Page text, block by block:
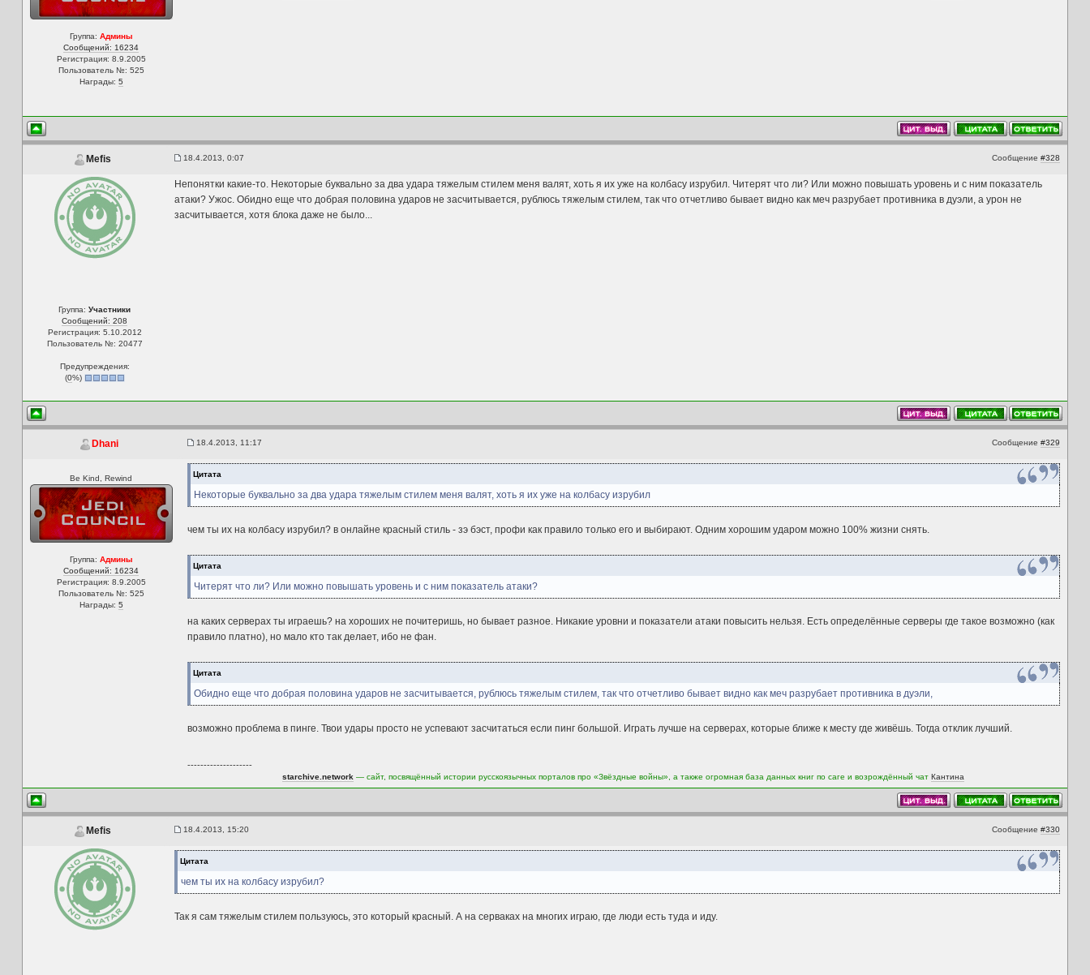
Группа: Админы
Сообщений: 16234
Регистрация: 8.9.2005
Пользователь №: 525
Награды: 5
Mefis 18.4.2013, 0:07 Сообщение #328
Группа:Участники
Сообщений: 208
Регистрация: 5.10.2012
Пользователь №: 20477
Предупреждения:
(0%)
Непонятки какие-то. Некоторые буквально за два удара тяжелым стилем меня валят, хоть я их уже на колбасу изрубил. Читерят что ли? Или можно повышать уровень и с ним показатель
атаки? Ужос. Обидно еще что добрая половина ударов не засчитывается, рублюсь тяжелым стилем, так что отчетливо бывает видно как меч разрубает противника в дуэли, а урон не
засчитывается, хотя блока даже не было...
Dhani 18.4.2013, 11:17 Сообщение #329
Be Kind, Rewind
Группа: Админы
Сообщений: 16234
Регистрация: 8.9.2005
Пользователь №: 525
Награды: 5
Цитата
Некоторые буквально за два удара тяжелым стилем меня валят, хоть я их уже на колбасу изрубил
чем ты их на колбасу изрубил? в онлайне красный стиль - зэ бэст, профи как правило только его и выбирают. Одним хорошим ударом можно 100% жизни снять.
Цитата
Читерят что ли? Или можно повышать уровень и с ним показатель атаки?
на каких серверах ты играешь? на хороших не почитеришь, но бывает разное. Никакие уровни и показатели атаки повысить нельзя. Есть определённые серверы где такое возможно (как
правило платно), но мало кто так делает, ибо не фан.
Цитата
Обидно еще что добрая половина ударов не засчитывается, рублюсь тяжелым стилем, так что отчетливо бывает видно как меч разрубает противника в дуэли,
возможно проблема в пинге. Твои удары просто не успевают засчитаться если пинг большой. Играть лучше на серверах, которые ближе к месту где живёшь. Тогда отклик лучший.
--------------------
starchive.network — сайт, посвящённый истории русскоязычных порталов про «Звёздные войны», а также огромная база данных книг по саге и возрождённый чатКантина
Mefis 18.4.2013, 15:20 Сообщение #330
Цитата
чем ты их на колбасу изрубил?
Так я сам тяжелым стилем пользуюсь, это который красный. А на серваках на многих играю, где люди есть туда и иду.